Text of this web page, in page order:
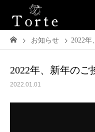
お知らせ 2022年
2022年、新年のご
2022.01.01